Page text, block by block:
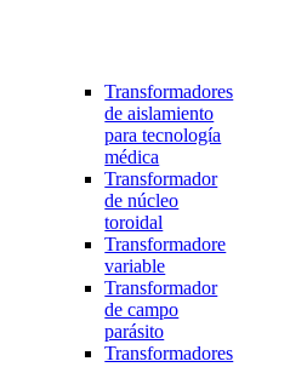
Transformadores
de aislamiento
para tecnología
médica
Transformador
de núcleo
toroidal
Transformadore
variable
Transformador
de campo
parásito
Transformadores